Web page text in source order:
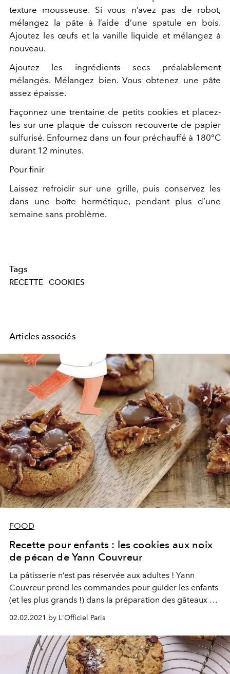
texture mousseuse. Si vous n’avez pas de robot,
mélangez la pâte à l’aide d’une spatule en bois.
Ajoutez les œufs et la vanille liquide et mélangez à
nouveau.
Ajoutez les ingrédients secs préalablement
mélangés. Mélangez bien. Vous obtenez une pâte
assez épaisse.
Façonnez une trentaine de petits cookies et placez-
les sur une plaque de cuisson recouverte de papier
sulfurisé. Enfournez dans un four préchauffé à 180°C
durant 12 minutes.
Pour finir
Laissez refroidir sur une grille, puis conservez les
dans une boîte hermétique, pendant plus d’une
semaine sans problème.
Tags
RECETTE COOKIES
Articles associés
FOOD
Recette pour enfants : les cookies aux noix
de pécan de Yann Couvreur
La pâtisserie n’est pas réservée aux adultes ! Yann
Couvreur prend les commandes pour guider les enfants
(et les plus grands !) dans la préparation des gâteaux de
leur goûter.
02.02.2021 by L'Officiel Paris